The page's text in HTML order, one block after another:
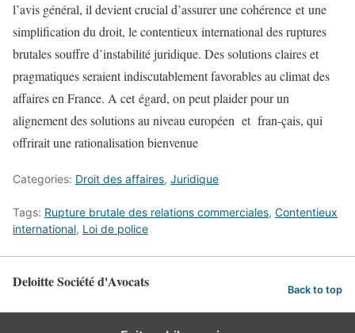
l’avis général, il devient crucial d’assurer une cohérence et une
simplification du droit, le contentieux international des ruptures
brutales souffre d’instabilité juridique. Des solutions claires et
pragmatiques seraient indiscutablement favorables au climat des
affaires en France. A cet égard, on peut plaider pour un
alignement des solutions au niveau européen et fran-çais, qui
offrirait une rationalisation bienvenue
Categories: Droit des affaires, Juridique
Tags: Rupture brutale des relations commerciales, Contentieux
international, Loi de police
Deloitte Société d'Avocats Back to top